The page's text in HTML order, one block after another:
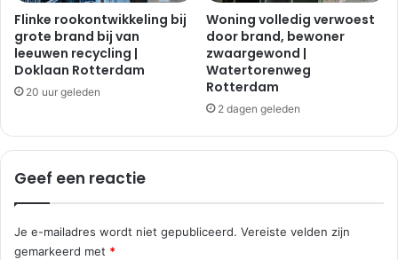
Flinke rookontwikkeling bij
grote brand bij van
leeuwen recycling |
Doklaan Rotterdam
20 uur geleden
Woning volledig verwoest
door brand, bewoner
zwaargewond |
Watertorenweg
Rotterdam
2 dagen geleden
Geef een reactie
Je e-mailadres wordt niet gepubliceerd. Vereiste velden zijn
gemarkeerd met *